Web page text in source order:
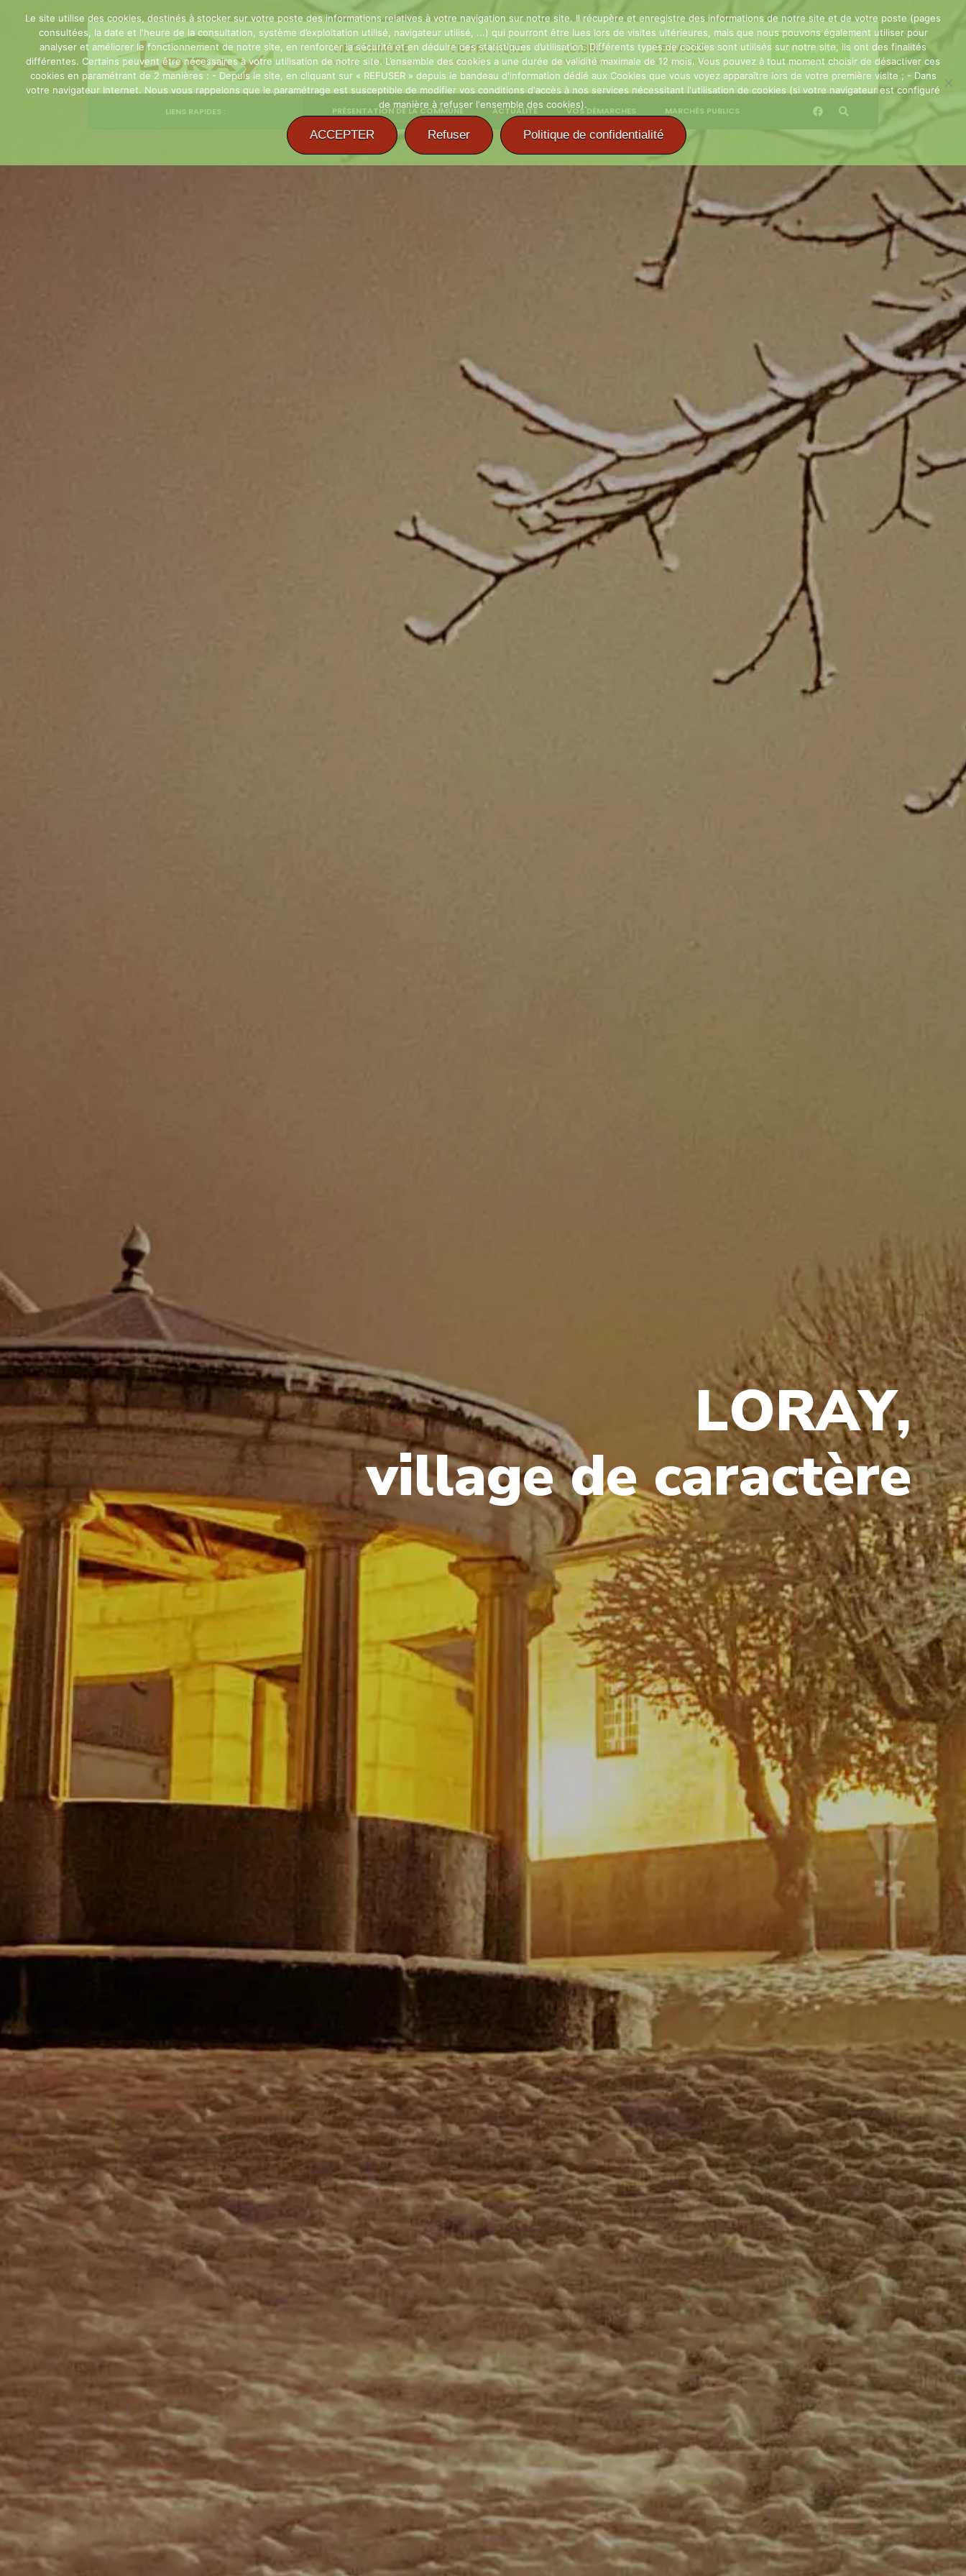
VIE COMMUNE
VOUS ET NOUS
VIE PRATIQUE
VOTRE VIE
LOISIRS
VOS LOISIRS
SERVICES
NOS SERVICES
CONTACT
LIENS RAPIDES : PRÉSENTATION DE LA COMMUNE ACTUALITÉ VOS DÉMARCHES MARCHÉS PUBLICS
LORAY,
village de caractère
Le site utilise des cookies, destinés à stocker sur votre poste des informations relatives à votre navigation sur notre site. Il récupère et enregistre des informations de notre site et de votre poste (pages
consultées, la date et l'heure de la consultation, système d’exploitation utilisé, navigateur utilisé, ...) qui pourront être lues lors de visites ultérieures, mais que nous pouvons également utiliser pour
analyser et améliorer le fonctionnement de notre site, en renforcer la sécurité et en déduire des statistiques d’utilisation. Différents types de cookies sont utilisés sur notre site, ils ont des finalités
différentes. Certains peuvent être nécessaires à votre utilisation de notre site. L’ensemble des cookies a une durée de validité maximale de 12 mois. Vous pouvez à tout moment choisir de désactiver ces
cookies en paramétrant de 2 manières : - Depuis le site, en cliquant sur « REFUSER » depuis le bandeau d'information dédié aux Cookies que vous voyez apparaître lors de votre première visite ; - Dans
votre navigateur Internet. Nous vous rappelons que le paramétrage est susceptible de modifier vos conditions d'accès à nos services nécessitant l'utilisation de cookies (si votre navigateur est configuré
de manière à refuser l'ensemble des cookies).
ACCEPTER Refuser Politique de confidentialité